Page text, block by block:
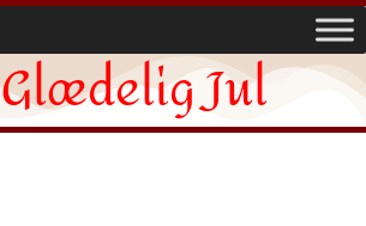
Glædelig Jul